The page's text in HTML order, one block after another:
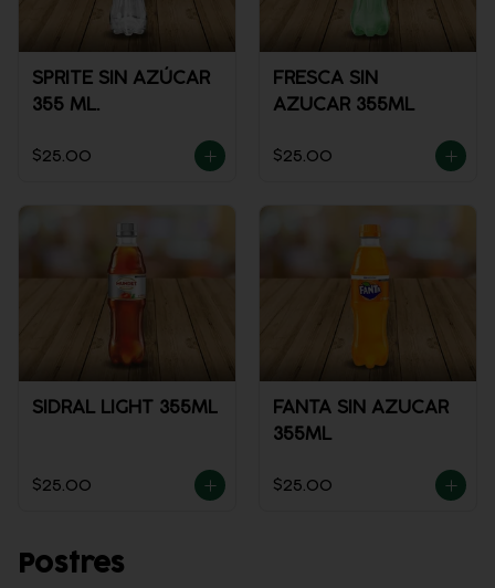
SPRITE SIN AZÚCAR
355 ML.
$25.00
FRESCA SIN
AZUCAR 355ML
$25.00
SIDRAL LIGHT 355ML
$25.00
FANTA SIN AZUCAR
355ML
$25.00
Postres